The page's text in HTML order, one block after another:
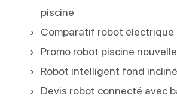
piscine
Comparatif robot électrique
Promo robot piscine
Robot intelligent fond incliné
Devis robot connecté avec